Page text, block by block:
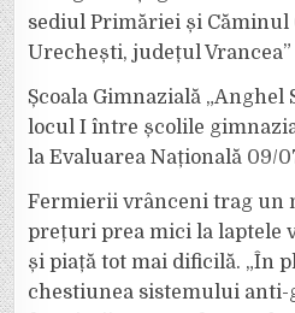
sediul Primăriei și Căminul
Urechești, județul Vrancea”
Școala Gimnazială „Anghel
locul I între școlile
la Evaluarea Națională 09/
Fermierii vrânceni trag un
prețuri prea mici la laptele
și piață tot mai dificilă. „În
chestiunea sistemului